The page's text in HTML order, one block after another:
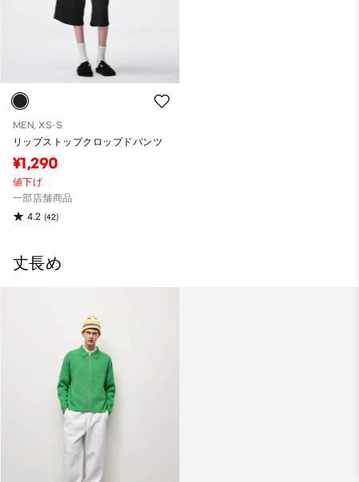
MEN, XS-S
リップストップクロップドパンツ
¥1,290
値下げ
一部店舗商品
4.2 (42)
丈長め